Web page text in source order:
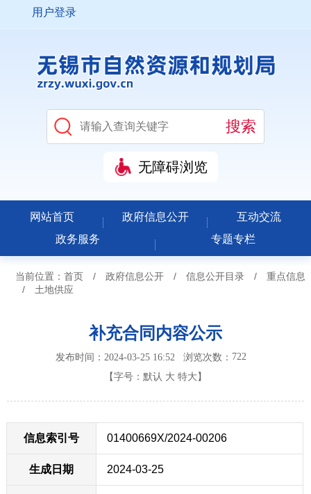
用户登录
无障碍浏览
网站首页 政府信息公开
互动交流
政务服务
专题专栏
当前位置： 首页 / 政府信息公开 / 信息公开目录 /
重点信息
/
土地供应
补充合同内容公示
发布时间：2024-03-25 16:52 浏览次数： 722
【字号： 默认 大 特大 】
信息索引号 01400669X/2024-00206
生成日期 2024-03-25